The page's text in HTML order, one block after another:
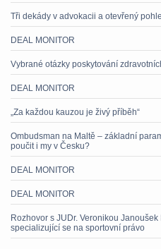
Tři dekády v advokacii a otevřený
DEAL MONITOR
Vybrané otázky poskytování
DEAL MONITOR
„Za každou kauzou je živý příběh“
Ombudsman na Maltě – základní
poučit i my v Česku?
DEAL MONITOR
DEAL MONITOR
Rozhovor s JUDr. Veronikou
specializující se na sportovní právo